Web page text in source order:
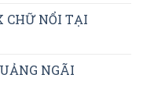
CHỮ NỔI TẠI
NGÃI